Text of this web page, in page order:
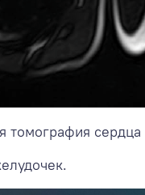
томография